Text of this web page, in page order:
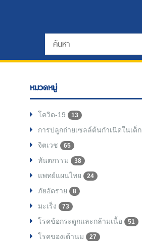
หมวดหมู่
โควิด-19 13
การปลูกถ่ายเซลล์ต้นกำเนิดในเด็ก
จิตเวช 65
ทันตกรรม 38
แพทย์แผนไทย 24
ภัยอัตราย 8
มะเร็ง 73
โรคข้อกระดูกและกล้ามเนื้อ 51
โรคของเต้านม 27